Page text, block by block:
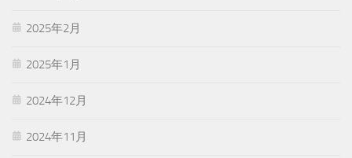
2025年2月
2025年1月
2024年12月
2024年11月